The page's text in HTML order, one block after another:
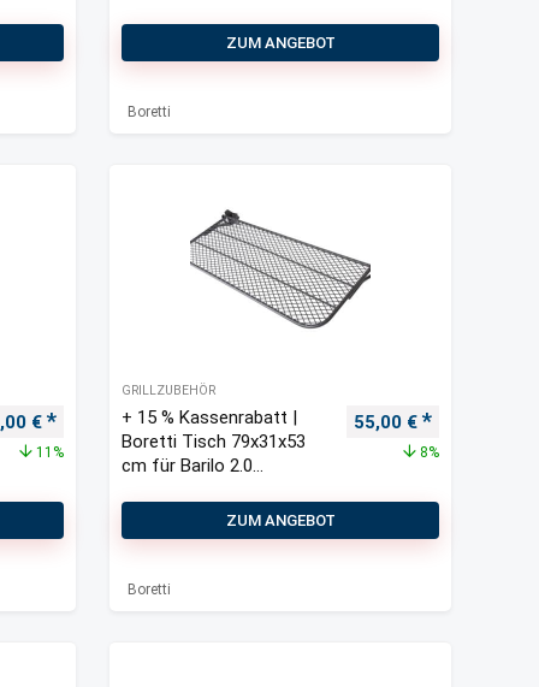
ZUM ANGEBOT
Boretti
Preis war: 28,00 €
€ Aktueller Preis ist: 25,00 €.
11%
GRILLZUBEHÖR
+ 15 % Kassenrabatt |
Boretti Tisch 79x31x53
cm für Barilo 2.0
Ursprünglicher Preis
55,00 € Aktueller
8%
ZUM ANGEBOT
Boretti